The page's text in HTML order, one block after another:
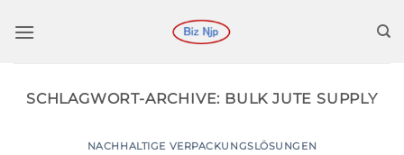
Inhalt
SCHLAGWORT-ARCHIVE: BULK JUTE SUPPLY
NACHHALTIGE VERPACKUNGSLÖSUNGEN